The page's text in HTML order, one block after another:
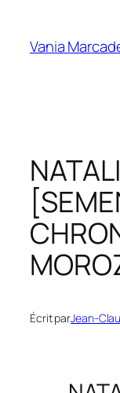
contenu
Vania
Écrit parJean-